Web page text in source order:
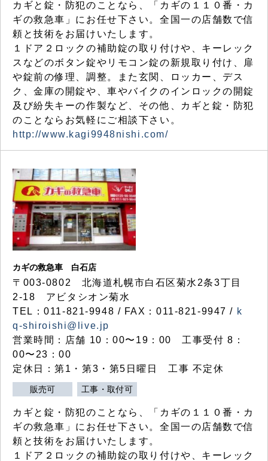
カギと錠・防犯のことなら、「カギの１１０番・カ
ギの救急車」にお任せ下さい。全国一の店舗数で信
頼と技術をお届けいたします。
１ドア２ロックの補助錠の取り付けや、キーレック
スなどのボタン錠やリモコン錠の新規取り付け、扉
や錠前の修理、調整。また玄関、ロッカー、デス
ク、金庫の開錠や、車やバイクのインロックの開錠
及び紛失キーの作製など、その他、カギと錠・防犯
のことならお気軽にご相談下さい。
http://www.kagi9948nishi.com/
カギの救急車 白石店
〒003-0802 北海道札幌市白石区菊水2条3丁目
2-18 アビタシオン菊水
TEL：011-821-9948 / FAX：011-821-9947 / k
q-shiroishi@live.jp
営業時間：店舗 10：00〜19：00 工事受付 8：
00〜23：00
定休日：第1・第3・第5日曜日 工事 不定休
販売可 工事・取付可
カギと錠・防犯のことなら、「カギの１１０番・カ
ギの救急車」にお任せ下さい。全国一の店舗数で信
頼と技術をお届けいたします。
１ドア２ロックの補助錠の取り付けや、キーレック